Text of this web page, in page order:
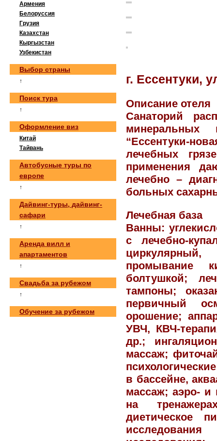
г. Ессентуки,
Описание отеля
Санаторий
минеральных
“Ессентуки-
лечебных
применения
лечебно –
больных
Лечебная база
Ванны:
с лечебно-
промывание
болтушкой;
тампоны;
первичный
орошение;
УВЧ, КВЧ-
др.;
массаж;
в бассейне,
массаж; аэро- и
на
диетическое
Армения
Белоруссия
Грузия
Казахстан
Кыргызстан
Узбекистан
Выбор страны
↑
Поиск тура
↑
Оформление виз
Китай
Тайвань
Автобусные туры по
европе
↑
Дайвинг-туры, дайвинг-
сафари
↑
Аренда вилл и
апартаментов
↑
Свадьба за рубежом
↑
Обучение за рубежом